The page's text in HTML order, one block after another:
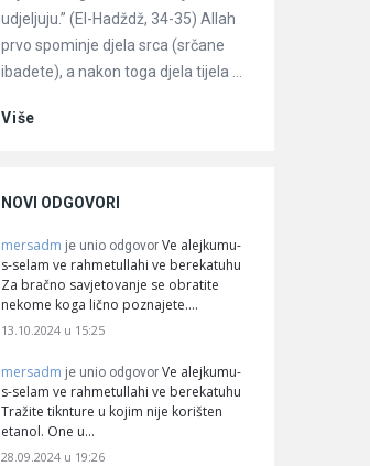
udjeljuju.” (El-Hadždž, 34-35) Allah
prvo spominje djela srca (srčane
ibadete), a nakon toga djela tijela ...
Više
NOVI ODGOVORI
mersadm je unio odgovor Ve alejkumu-
s-selam ve rahmetullahi ve berekatuhu
Za bračno savjetovanje se obratite
nekome koga lično poznajete.…
13.10.2024 u 15:25
mersadm je unio odgovor Ve alejkumu-
s-selam ve rahmetullahi ve berekatuhu
Tražite tiknture u kojim nije korišten
etanol. One u…
28.09.2024 u 19:26